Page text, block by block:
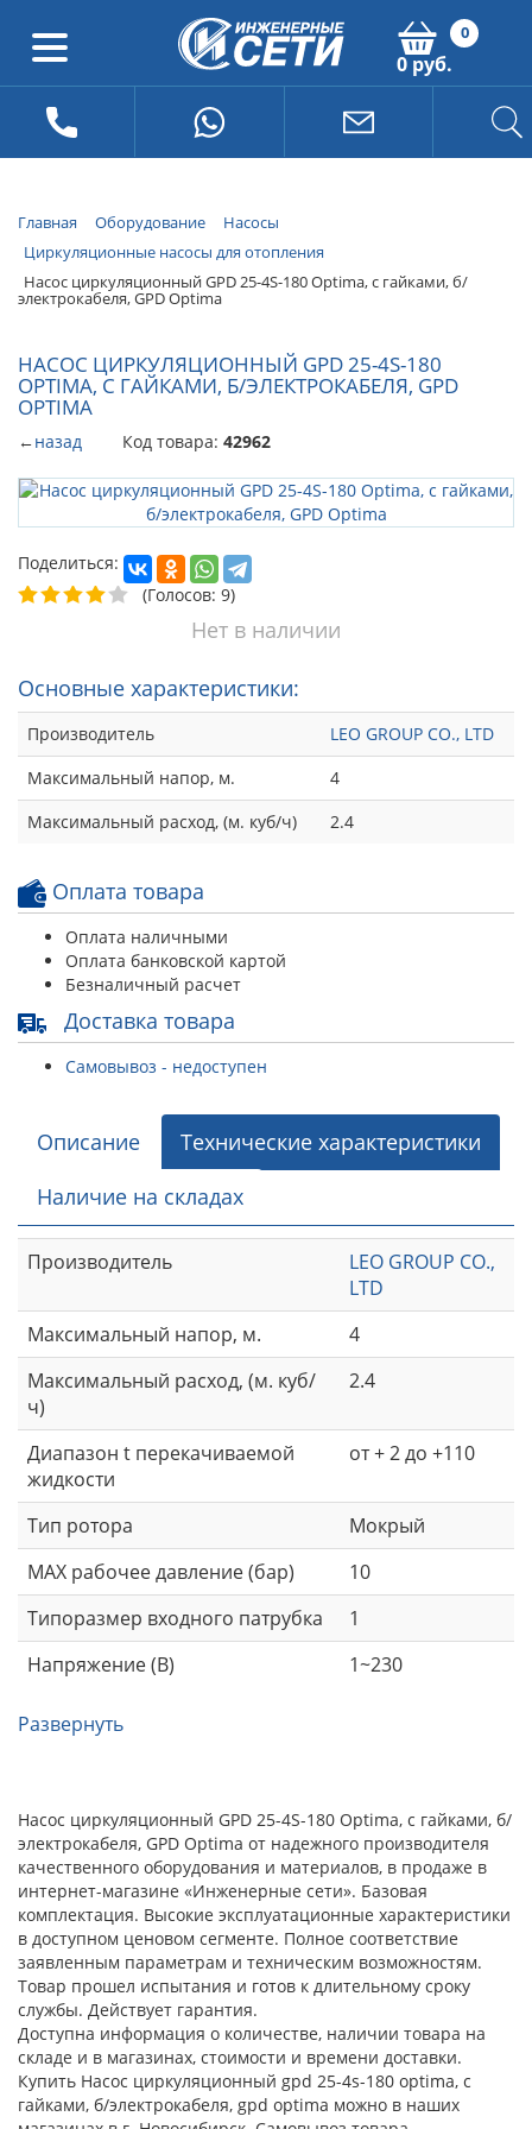
0
0 руб.
Главная Оборудование
Насосы
Циркуляционные насосы для отопления
Насос циркуляционный GPD 25-4S-180 Optima, с гайками, б/
электрокабеля, GPD Optima
НАСОС ЦИРКУЛЯЦИОННЫЙ GPD 25-4S-180
OPTIMA, С ГАЙКАМИ, Б/ЭЛЕКТРОКАБЕЛЯ, GPD
OPTIMA
←назад Код товара: 42962
Поделиться:
(Голосов: 9)
Нет в наличии
Основные характеристики:
Производитель
LEO GROUP CO., LTD
Максимальный напор, м.
4
Максимальный расход, (м. куб/ч)
2.4
Оплата товара
Оплата наличными
Оплата банковской картой
Безналичный расчет
Доставка товара
Самовывоз - недоступен
Описание
Технические характеристики
Наличие на складах
Производитель
LEO GROUP CO.,
LTD
Максимальный напор, м.
4
Максимальный расход, (м. куб/
ч)
2.4
Диапазон t перекачиваемой
жидкости
от + 2 до +110
Тип ротора
Мокрый
MAX рабочее давление (бар)
10
Типоразмер входного патрубка
1
Напряжение (В)
1~230
Развернуть
Насос циркуляционный GPD 25-4S-180 Optima, с гайками, б/
электрокабеля, GPD Optima от надежного производителя
качественного оборудования и материалов, в продаже в
интернет-магазине «Инженерные сети». Базовая
комплектация. Высокие эксплуатационные характеристики
в доступном ценовом сегменте. Полное соответствие
заявленным параметрам и техническим возможностям.
Товар прошел испытания и готов к длительному сроку
службы. Действует гарантия.
Доступна информация о количестве, наличии товара на
складе и в магазинах, стоимости и времени доставки.
Купить Насос циркуляционный gpd 25-4s-180 optima, с
гайками, б/электрокабеля, gpd optima можно в наших